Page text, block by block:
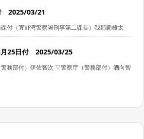
2025/03/21
付（宜野湾警察署刑事第二課長）我那覇雄太
25日付 2025/03/25
務部付）伊佐智次 ▽警察庁（警務部付）酒向智